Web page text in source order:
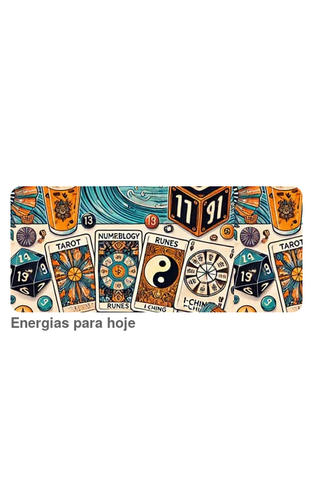
Energias para hoje